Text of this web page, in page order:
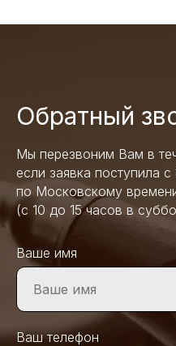
Обратный
Мы перезвоним Вам в
если заявка поступила
по Московскому
(с 10 до 15 часов в
Ваше имя
Ваш телефон